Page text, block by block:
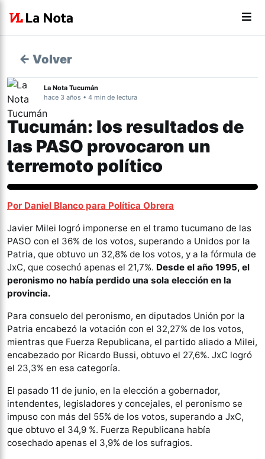
← Volver
La Nota Tucumán
hace 3 años • 4 min de lectura
Tucumán: los resultados de
las PASO provocaron un
terremoto político
Política
Por Daniel Blanco para Política Obrera
Javier Milei logró imponerse en el tramo tucumano de las
PASO con el 36% de los votos, superando a Unidos por la
Patria, que obtuvo un 32,8% de los votos, y a la fórmula de
JxC, que cosechó apenas el 21,7%. Desde el año 1995, el
peronismo no había perdido una sola elección en la
provincia.
Para consuelo del peronismo, en diputados Unión por la
Patria encabezó la votación con el 32,27% de los votos,
mientras que Fuerza Republicana, el partido aliado a Milei,
encabezado por Ricardo Bussi, obtuvo el 27,6%. JxC logró
el 23,3% en esa categoría.
El pasado 11 de junio, en la elección a gobernador,
intendentes, legisladores y concejales, el peronismo se
impuso con más del 55% de los votos, superando a JxC,
que obtuvo el 34,9 %. Fuerza Republicana había
cosechado apenas el 3,9% de los sufragios.